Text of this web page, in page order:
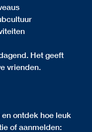
Het geeft
vrienden.
ontdek hoe leuk
of aanmelden: